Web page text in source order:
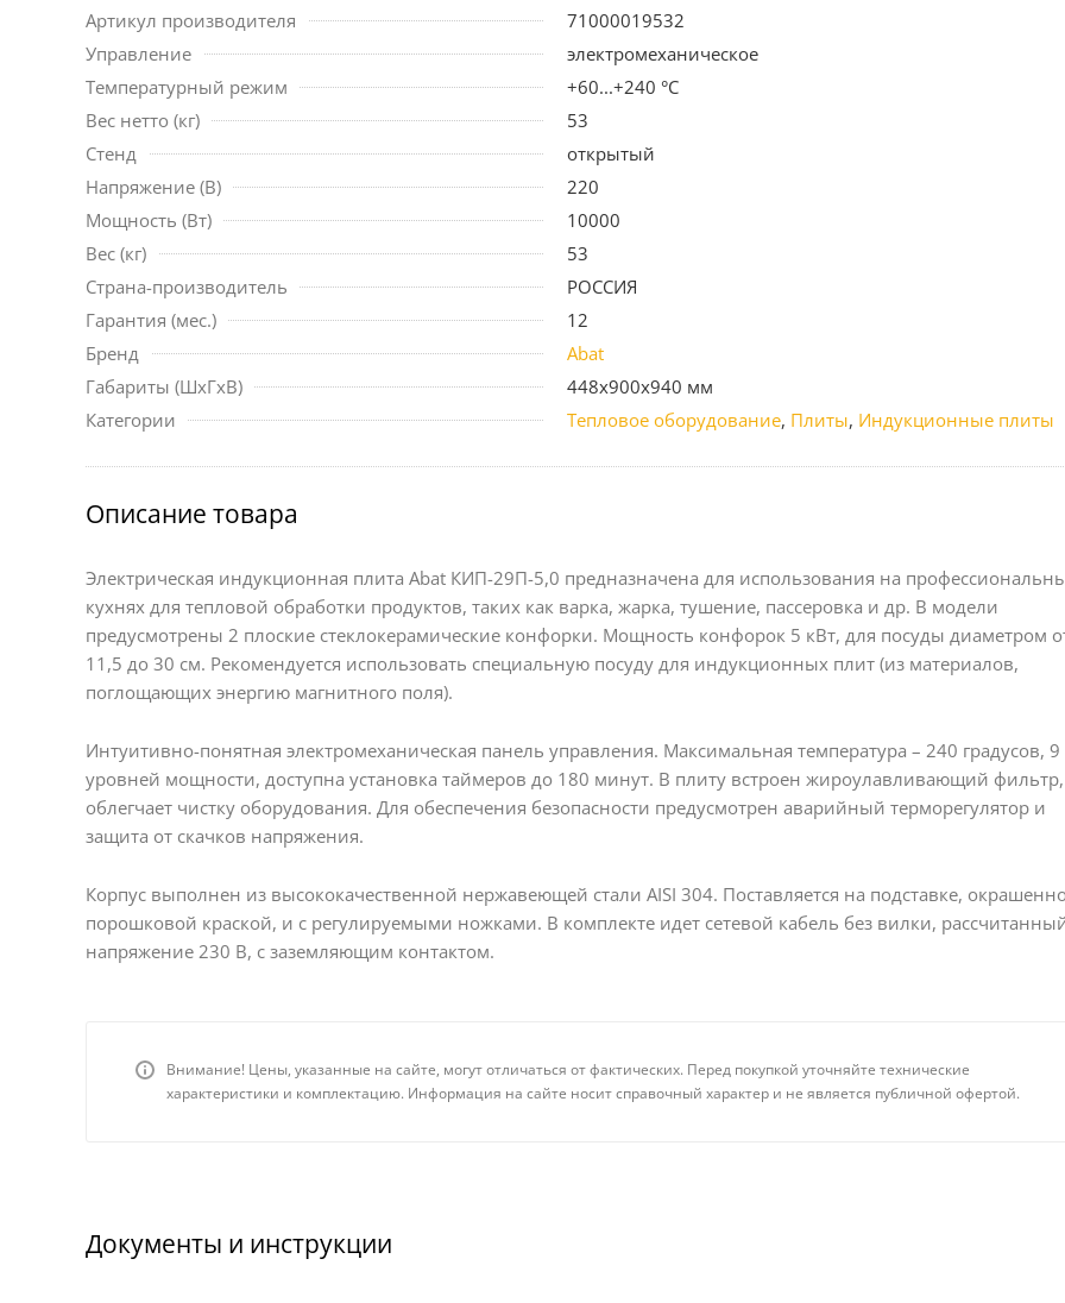
Артикул производителя
71000019532
Управление
электромеханическое
Температурный режим
+60...+240 °C
Вес нетто (кг)
53
Стенд
открытый
Напряжение (В)
220
Мощность (Вт)
10000
Вес (кг)
53
Страна-производитель
РОССИЯ
Гарантия (мес.)
12
Бренд
Abat
Габариты (ШxГxВ)
448x900x940 мм
Категории
Тепловое оборудование, Плиты, Индукционные плиты
Описание товара
Электрическая индукционная плита Abat КИП-29П-5,0 предназначена для использования на
кухнях для тепловой обработки продуктов, таких как варка, жарка, тушение, пассеровка и др. В модели
предусмотрены 2 плоские стеклокерамические конфорки. Мощность конфорок 5 кВт, для посуды диаметром
11,5 до 30 см. Рекомендуется использовать специальную посуду для индукционных плит (из материалов,
поглощающих энергию магнитного поля).
Интуитивно-понятная электромеханическая панель управления. Максимальная температура – 240 градусов, 9
уровней мощности, доступна установка таймеров до 180 минут. В плиту встроен жироулавливающий
облегчает чистку оборудования. Для обеспечения безопасности предусмотрен аварийный терморегулятор и
защита от скачков напряжения.
Корпус выполнен из высококачественной нержавеющей стали AISI 304. Поставляется на подставке,
порошковой краской, и с регулируемыми ножками. В комплекте идет сетевой кабель без вилки,
напряжение 230 В, с заземляющим контактом.
Внимание! Цены, указанные на сайте, могут отличаться от фактических. Перед покупкой уточняйте технические
характеристики и комплектацию. Информация на сайте носит справочный характер и не является публичной офертой.
Документы и инструкции